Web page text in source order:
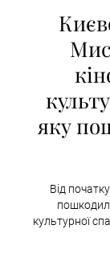
яку
Від
культурної